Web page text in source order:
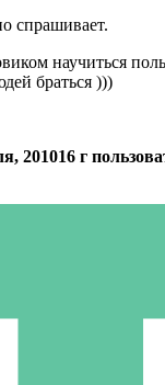
спрашивает.
научиться
браться )))
201016 г